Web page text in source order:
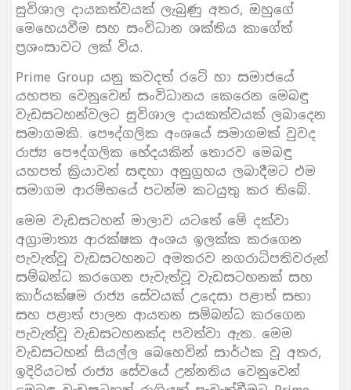
සුවිශාල දායකත්වයක් ලැබුණු අතර, ඔහුගේ
මෙහෙයවීම සහ සංවිධාන ශක්තිය කාගේත්
ප්‍රශංසාවට ලක් විය.
Prime Group යනු කවදත් රටේ හා සමාජයේ
යහපත වෙනුවෙන් සංවිධානය කෙරෙන මෙබඳු
වැඩසටහන්වලට සුවිශාල දායකත්වයක් ලබාදෙන
සමාගමකි. පෞද්ගලික අංශයේ සමාගමක් වුවද
රාජ්‍ය පෞද්ගලික භේදයකින් තොරව මෙබඳු
යහපත් ක්‍රියාවන් සඳහා අනුග්‍රහය ලබාදීමට එම
සමාගම ආරම්භයේ පටන්ම කටයුතු කර තිබේ.
මෙම වැඩසටහන් මාලාව යටතේ මේ දක්වා
අග්‍රාමාත්‍ය ආරක්ෂක අංශය ඉලක්ක කරගෙන
පැවැත්වූ වැඩසටහනට අමතරව නගරාධිපතිවරුන්
සම්බන්ධ කරගෙන පැවැත්වූ වැඩසටහනක් සහ
කාර්යක්ෂම රාජ්‍ය සේවයක් උදෙසා පළාත් සභා
සහ පළාත් පාලන ආයතන සම්බන්ධ කරගෙන
පැවැත්වූ වැඩසටහනක්ද පවත්වා ඇත. මෙම
වැඩසටහන් සියල්ල බෙහෙවින් සාර්ථක වූ අතර,
ඉදිරියටත් රාජ්‍ය සේවයේ උන්නතිය වෙනුවෙන්